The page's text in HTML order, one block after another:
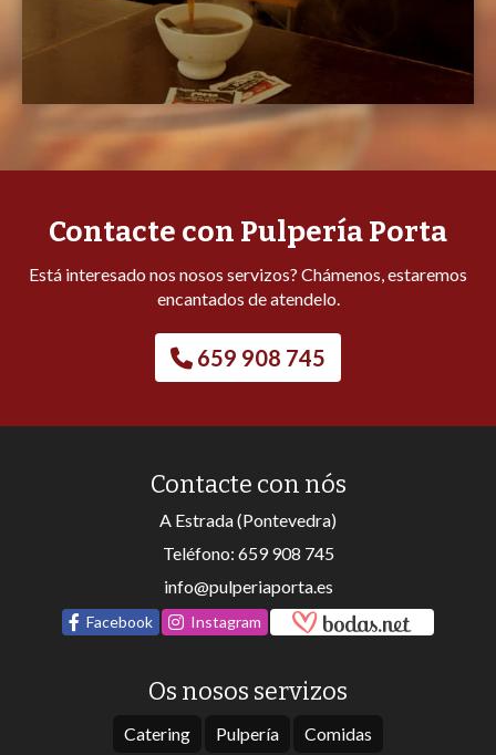
Contacte con Pulpería Porta
Está interesado nos nosos servizos? Chámenos, estaremos
encantados de atendelo.
659 908 745
Os nosos servizos
Catering Pulpería Comidas
Contacte con nós
A Estrada (Pontevedra)
Teléfono: 659 908 745
info@pulperiaporta.es
Facebook Instagram